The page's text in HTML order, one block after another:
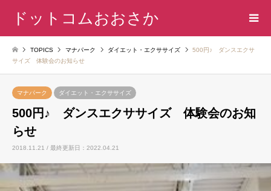
ドットコムおおさか
TOPICS マナパーク ダイエット・エクササイズ
500円♪ ダンスエクサ
サイズ 体験会のお知らせ
マナパーク ダイエット・エクササイズ
500円♪ ダンスエクササイズ 体験会のお知
らせ
2018.11.21 / 最終更新日：2022.04.21